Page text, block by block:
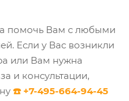
помочь Вам с любыми
Если у Вас возникли
или Вам нужна
и консультации,
☎️ +7-495-664-94-45